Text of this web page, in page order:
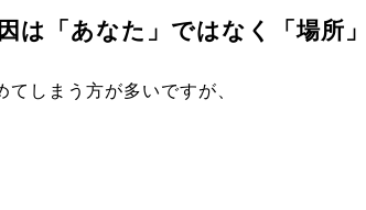
は「あなた」ではなく「場所」
しまう方が多いですが、